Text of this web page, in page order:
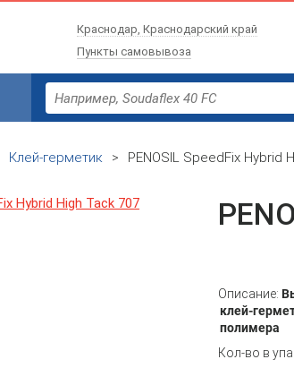
Краснодар, Краснодарский край
Пункты самовывоза
Клей-герметик > PENOSIL SpeedFix Hybrid
Описание:
клей-
полимера
Кол-во в